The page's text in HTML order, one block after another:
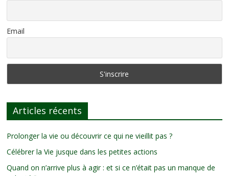
Email
Articles récents
Prolonger la vie ou découvrir ce qui ne vieillit pas ?
Célébrer la Vie jusque dans les petites actions
Quand on n’arrive plus à agir : et si ce n’était pas un manque de